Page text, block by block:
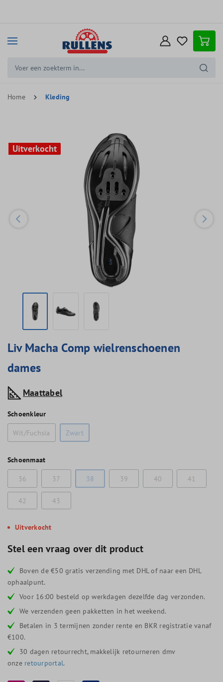
Home Kleding
Uitverkocht
Uitverkocht
Liv Macha Comp wielrenschoenen
dames
Maattabel
Schoenkleur
Wit/Fuchsia
Zwart
Schoenmaat
36
37 38 39 40 41
42 43
Uitverkocht
Stel een vraag over dit product
Boven de €50 gratis verzending met DHL of naar een DHL
ophaalpunt.
Voor 16:00 besteld op werkdagen dezelfde dag verzonden.
We verzenden geen pakketten in het weekend.
Betalen in 3 termijnen zonder rente en BKR registratie vanaf
€100.
30 dagen retourrecht, makkelijk retourneren dmv
onze retourportal.